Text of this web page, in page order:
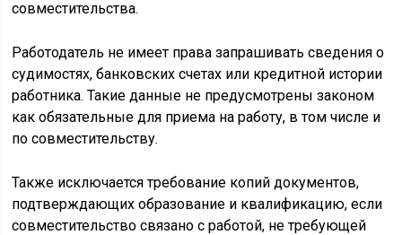
совместительства.
Работодатель не имеет права запрашивать сведения о
судимостях, банковских счетах или кредитной истории
работника. Такие данные не предусмотрены законом
как обязательные для приема на работу, в том числе и
по совместительству.
Также исключается требование копий документов,
подтверждающих образование и квалификацию, если
совместительство связано с работой, не требующей